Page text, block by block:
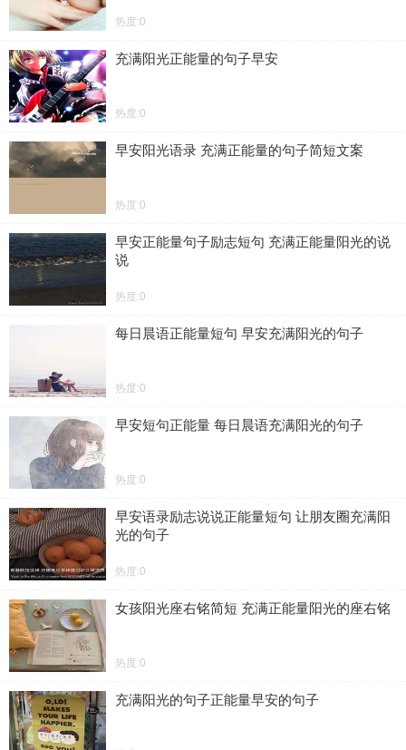
热度:0
充满阳光正能量的句子早安
热度:0
早安阳光语录 充满正能量的句子简短文案
热度:0
早安正能量句子励志短句 充满正能量阳光的说
说
热度:0
每日晨语正能量短句 早安充满阳光的句子
热度:0
早安短句正能量 每日晨语充满阳光的句子
热度:0
早安语录励志说说正能量短句 让朋友圈充满阳
光的句子
热度:0
女孩阳光座右铭简短 充满正能量阳光的座右铭
热度:0
充满阳光的句子正能量早安的句子